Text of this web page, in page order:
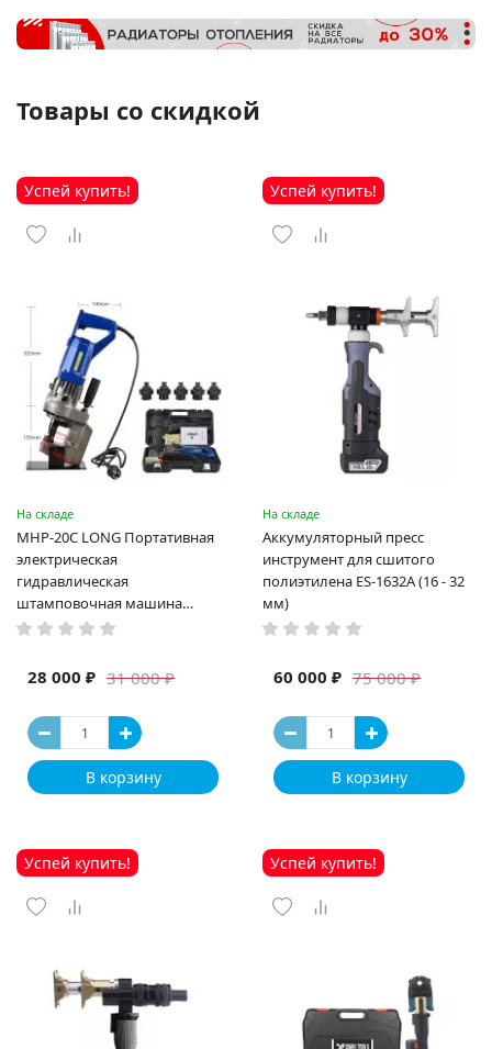
Товары со скидкой
Успей купить!
На складе
MHP-20C LONG Портативная
электрическая
гидравлическая
штамповочная машина
высокая мощность и мощный
машина
31 000 ₽
28 000 ₽
В корзину
Успей купить!
На складе
Аккумуляторный пресс
инструмент для сшитого
полиэтилена ES-1632A (16 - 32
мм)
75 000 ₽
60 000 ₽
В корзину
Успей купить! Успей купить!